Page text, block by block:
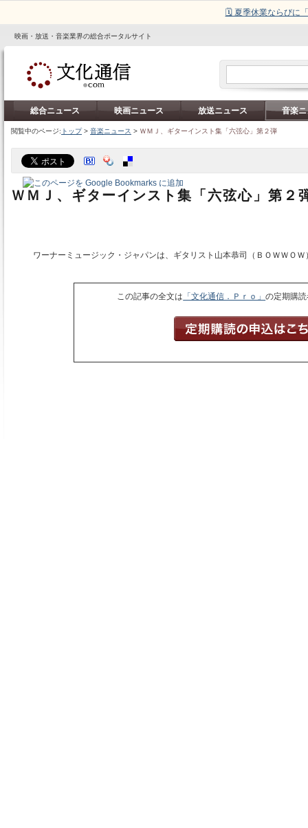
🗓️ 夏季休業ならびに
映画・放送・音楽業界の総合ポータルサイト
総合ニュース 映画ニュース 放送ニュース 音楽
閲覧中のページ: トップ> 音楽ニュース > ＷＭＪ、ギターインスト集「六弦心」第２弾
ＷＭＪ、ギターインスト集「六弦心」第２
ワーナーミュージック・ジャパンは、ギタリスト山本恭司（ＢＯＷＷＯ
この記事の全文は 「文化通信．Ｐｒｏ」の定期購